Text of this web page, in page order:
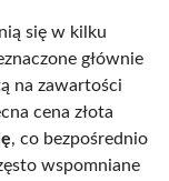
się w kilku
głównie
na zawartości
cena złota
, co bezpośrednio
wspomniane